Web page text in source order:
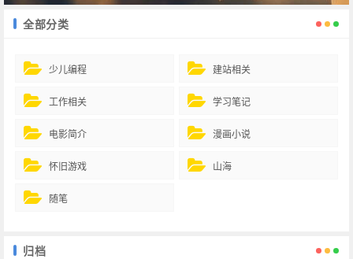
全部分类
少儿编程 建站相关
工作相关 学习笔记
电影简介 漫画小说
怀旧游戏 山海
随笔
归档